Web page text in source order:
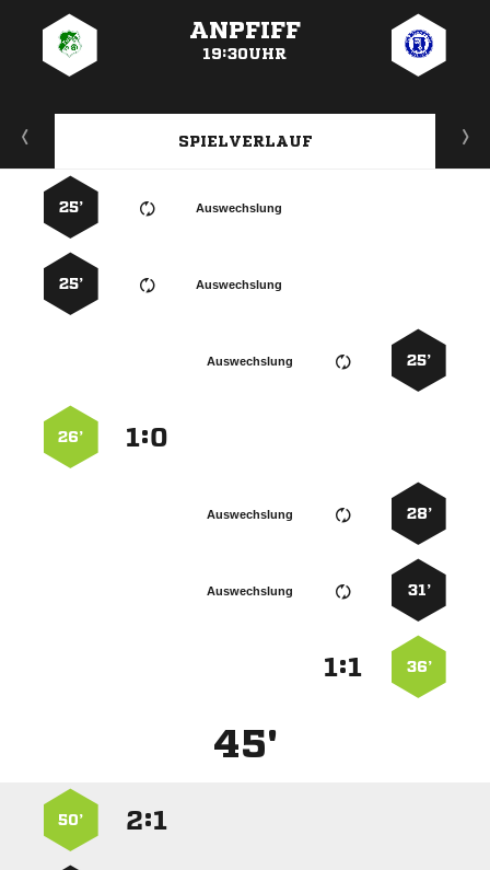
ANPFIFF
19:30UHR
SPIELVERLAUF
Auswechslung
25’
Auswechslung
25’
25’
Auswechslung
:
26’
28’
Auswechslung
31’
Auswechslung
36’
:
45'
:
50’